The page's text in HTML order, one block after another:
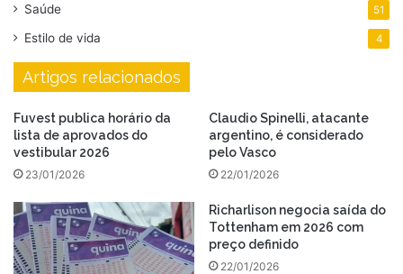
Saúde 51
Estilo de vida 4
Artigos relacionados
Fuvest publica horário da
lista de aprovados do
vestibular 2026
23/01/2026
Claudio Spinelli, atacante
argentino, é considerado
pelo Vasco
22/01/2026
Richarlison negocia saída do
Tottenham em 2026 com
preço definido
22/01/2026